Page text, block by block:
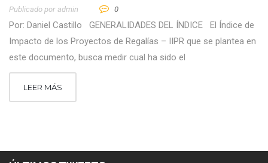
Publicado por Admin 0
Por: Daniel Castillo GENERALIDADES DEL ÍNDICE El Índice de
Impacto de los Proyectos de Regalías – IIPR que se plantea en
este documento, busca medir cual ha sido el
LEER MÁS